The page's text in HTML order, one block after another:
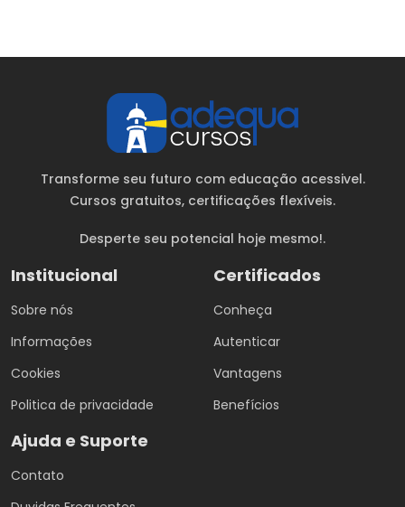
Transforme seu futuro com educação acessivel.
Cursos gratuitos, certificações flexíveis.
Desperte seu potencial hoje mesmo!.
Institucional
Sobre nós
Informações
Cookies
Politica de privacidade
Certificados
Conheça
Autenticar
Vantagens
Benefícios
Ajuda e Suporte
Contato